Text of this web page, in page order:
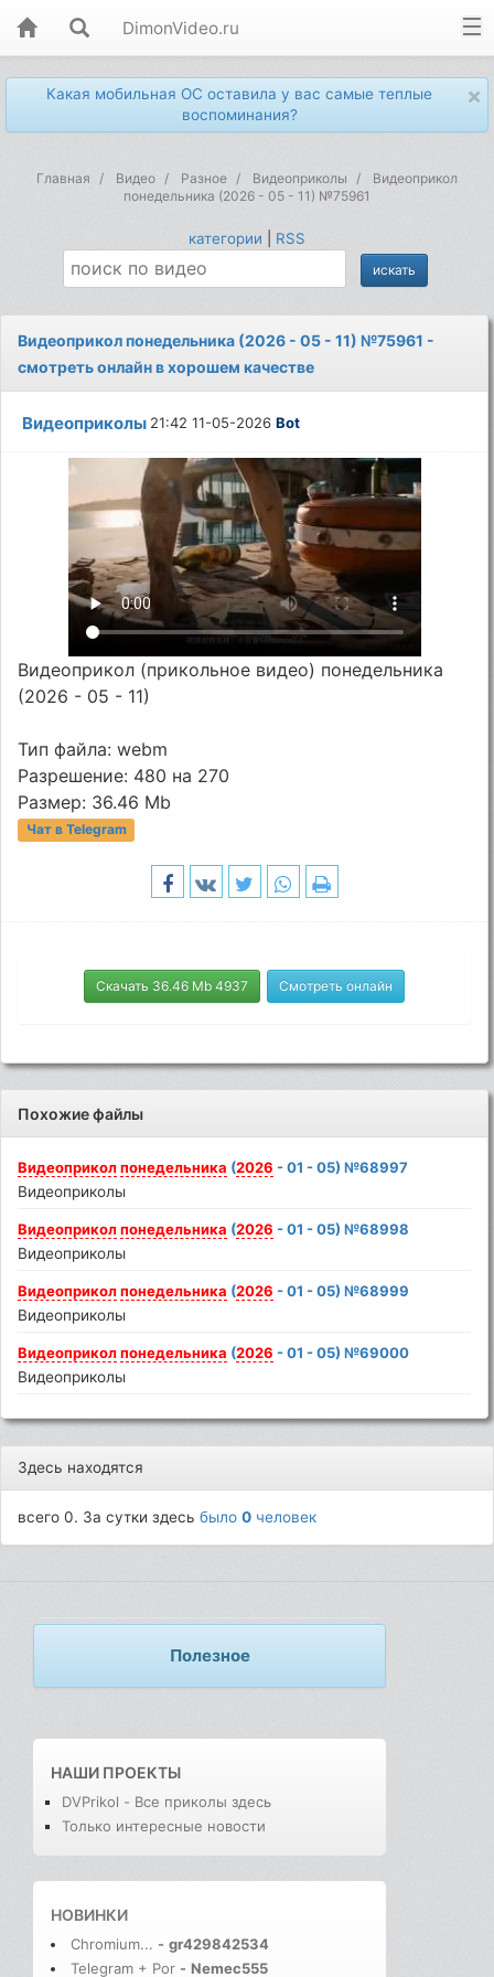
DimonVideo.ru
×
Какая мобильная ОС оставила у вас самые теплые
воспоминания?
Главная Видео Разное Видеоприколы
Видеоприкол
понедельника (2026 - 05 - 11) №75961
категории RSS
Видеоприкол понедельника (2026 - 05 - 11) №75961 -
смотреть онлайн в хорошем качестве
Видеоприколы 21:42 11-05-2026Bot
Видеоприкол (прикольное видео) понедельника
(2026 - 05 - 11)
Тип файла: webm
Разрешение: 480 на 270
Размер: 36.46 Mb
Чат в Telegram
Скачать 36.46 Mb 4937 Смотреть онлайн
Похожие файлы
Видеоприкол понедельника (2026 - 01 - 05) №68997
Видеоприколы
Видеоприкол понедельника (2026 - 01 - 05) №68998
Видеоприколы
Видеоприкол понедельника (2026 - 01 - 05) №68999
Видеоприколы
Видеоприкол понедельника (2026 - 01 - 05) №69000
Видеоприколы
Здесь находятся
всего 0. За сутки здесьбыло0 человек
Полезное
НАШИ ПРОЕКТЫ
DVPrikol - Все приколы здесь
Только интересные новости
НОВИНКИ
Chromium... - gr429842534
Telegram + Por - Nemec555